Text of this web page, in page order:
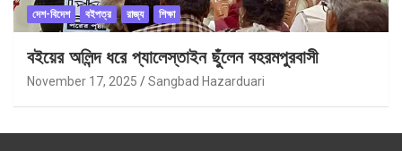
দেশ-বিদেশ বইপত্র রাজ্য শিক্ষা
বইয়ের অলিন্দ ধরে প্যালেস্তাইন ছুঁলেন বহরমপুরবাসী
November 17, 2025 Sangbad Hazarduari